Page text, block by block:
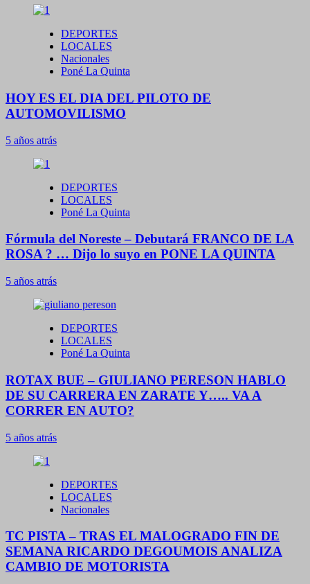
DEPORTES
LOCALES
Nacionales
Poné La Quinta
HOY ES EL DIA DEL PILOTO DE
AUTOMOVILISMO
5 años atrás
DEPORTES
LOCALES
Poné La Quinta
Fórmula del Noreste – Debutará FRANCO DE LA
ROSA ? … Dijo lo suyo en PONE LA QUINTA
5 años atrás
DEPORTES
LOCALES
Poné La Quinta
ROTAX BUE – GIULIANO PERESON HABLO
DE SU CARRERA EN ZARATE Y….. VA A
CORRER EN AUTO?
5 años atrás
DEPORTES
LOCALES
Nacionales
TC PISTA – TRAS EL MALOGRADO FIN DE
SEMANA RICARDO DEGOUMOIS ANALIZA
CAMBIO DE MOTORISTA